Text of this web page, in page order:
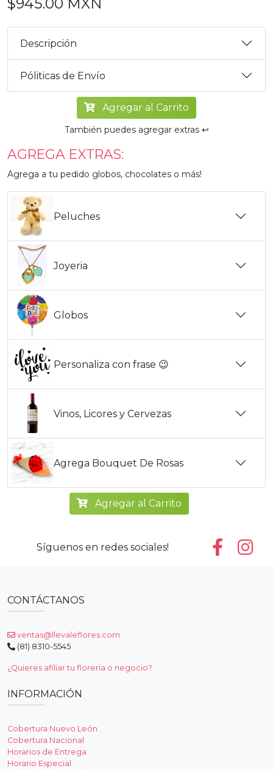
$945.00 MXN
Descripción
Póliticas de Envío
Agregar al Carrito
También puedes agregar extras ↩️
AGREGA EXTRAS:
Agrega a tu pedido globos, chocolates o más!
Peluches
Joyeria
Globos
Personaliza con frase 😉
Vinos, Licores y Cervezas
Agrega Bouquet De Rosas
Agregar al Carrito
Síguenos en redes sociales!
CONTÁCTANOS
ventas@llevaleflores.com
(81) 8310-5545
¿Quieres afiliar tu floreria o negocio?
INFORMACIÓN
Cobertura Nuevo León
Cobertura Nacional
Horarios de Entrega
Horario Especial